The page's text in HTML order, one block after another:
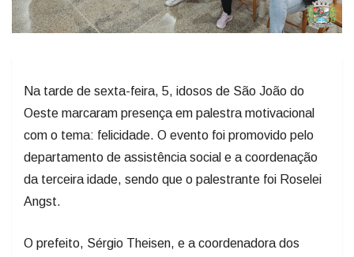
Na tarde de sexta-feira, 5, idosos de São João do
Oeste marcaram presença em palestra motivacional
com o tema: felicidade. O evento foi promovido pelo
departamento de assistência social e a coordenação
da terceira idade, sendo que o palestrante foi Roselei
Angst.
O prefeito, Sérgio Theisen, e a coordenadora dos